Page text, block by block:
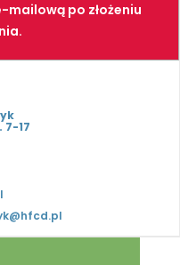
po złożeniu
17